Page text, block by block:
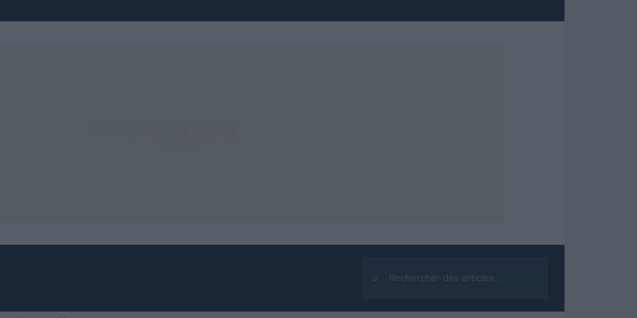
⌕
Rechercher